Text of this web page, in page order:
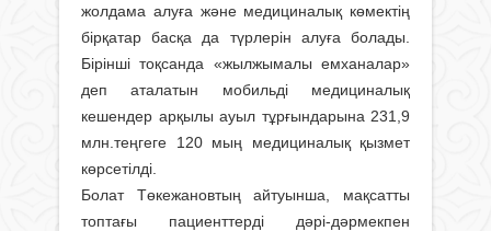
жолдама алуға және медициналық көмектің
бірқатар басқа да түрлерін алуға болады.
Бірінші тоқсанда «жылжымалы емханалар»
деп аталатын мобильді медициналық
кешендер арқылы ауыл тұрғындарына 231,9
млн.теңгеге 120 мың медициналық қызмет
көрсетілді.
Болат Төкежановтың айтуынша, мақсатты
топтағы пациенттерді дәрі-дәрмекпен